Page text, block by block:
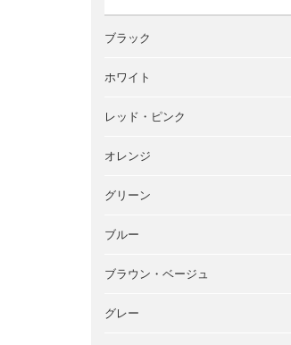
ブラック
ホワイト
レッド・ピンク
オレンジ
グリーン
ブルー
ブラウン・ベージュ
グレー